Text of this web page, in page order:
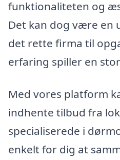
funktionaliteten og
Det kan dog være en
det rette firma til
erfaring spiller en
Med vores platform
indhente tilbud fra
specialiserede i
enkelt for dig at